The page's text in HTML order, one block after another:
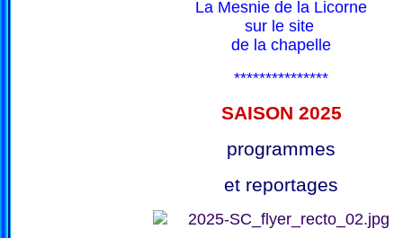
La Mesnie de la Licorne
sur le site
de la chapelle
***************
SAISON 2025
programmes
et reportages